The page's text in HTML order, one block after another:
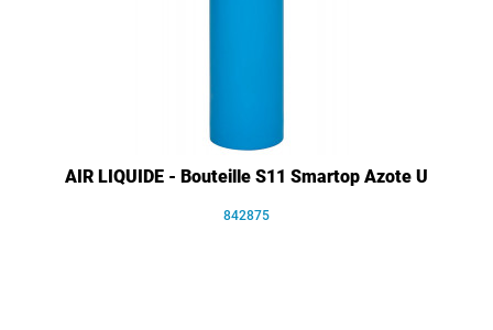
AIR LIQUIDE - Bouteille S11 Smartop Azote U
842875